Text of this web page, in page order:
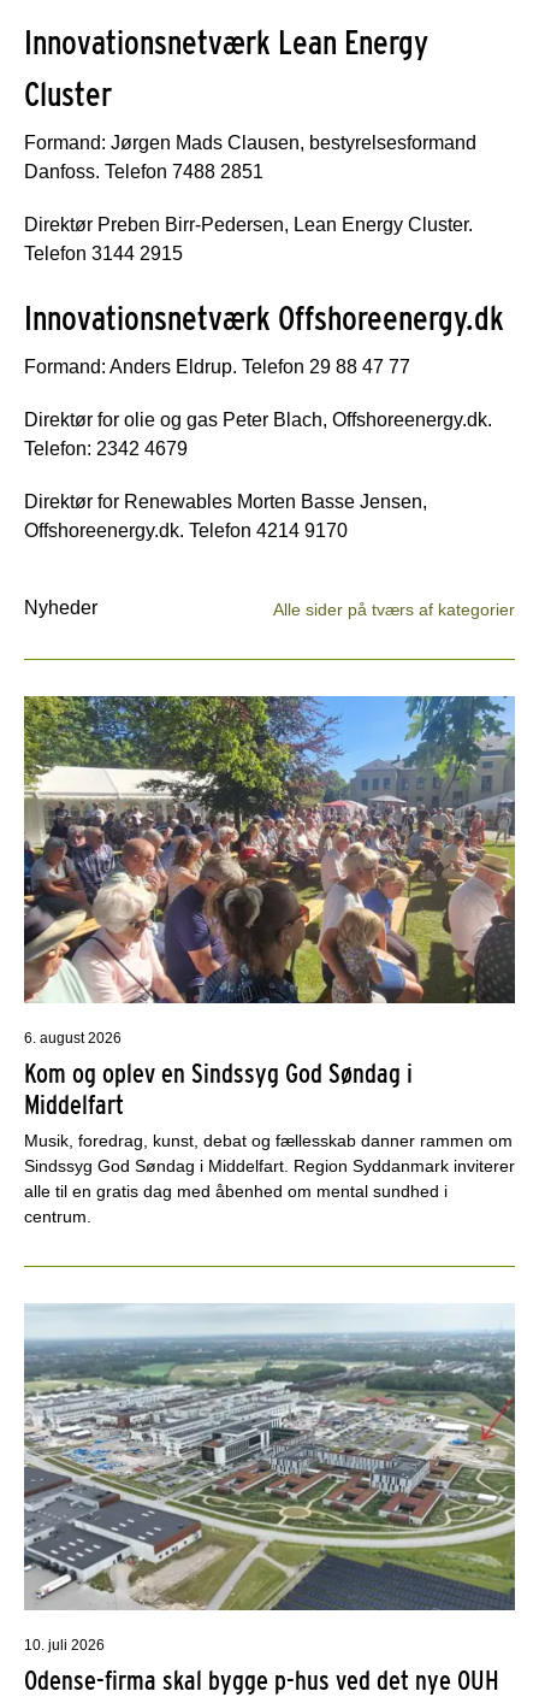
Innovationsnetværk Lean Energy
Cluster
Formand: Jørgen Mads Clausen, bestyrelsesformand
Danfoss. Telefon 7488 2851
Direktør Preben Birr-Pedersen, Lean Energy Cluster.
Telefon 3144 2915
Innovationsnetværk Offshoreenergy.dk
Formand: Anders Eldrup. Telefon 29 88 47 77
Direktør for olie og gas Peter Blach, Offshoreenergy.dk.
Telefon: 2342 4679
Direktør for Renewables Morten Basse Jensen,
Offshoreenergy.dk. Telefon 4214 9170
Nyheder Alle sider på tværs af kategorier
6. august 2026
Kom og oplev en Sindssyg God Søndag i
Middelfart
Musik, foredrag, kunst, debat og fællesskab danner rammen om
Sindssyg God Søndag i Middelfart. Region Syddanmark inviterer
alle til en gratis dag med åbenhed om mental sundhed i
centrum.
10. juli 2026
Odense-firma skal bygge p-hus ved det nye OUH